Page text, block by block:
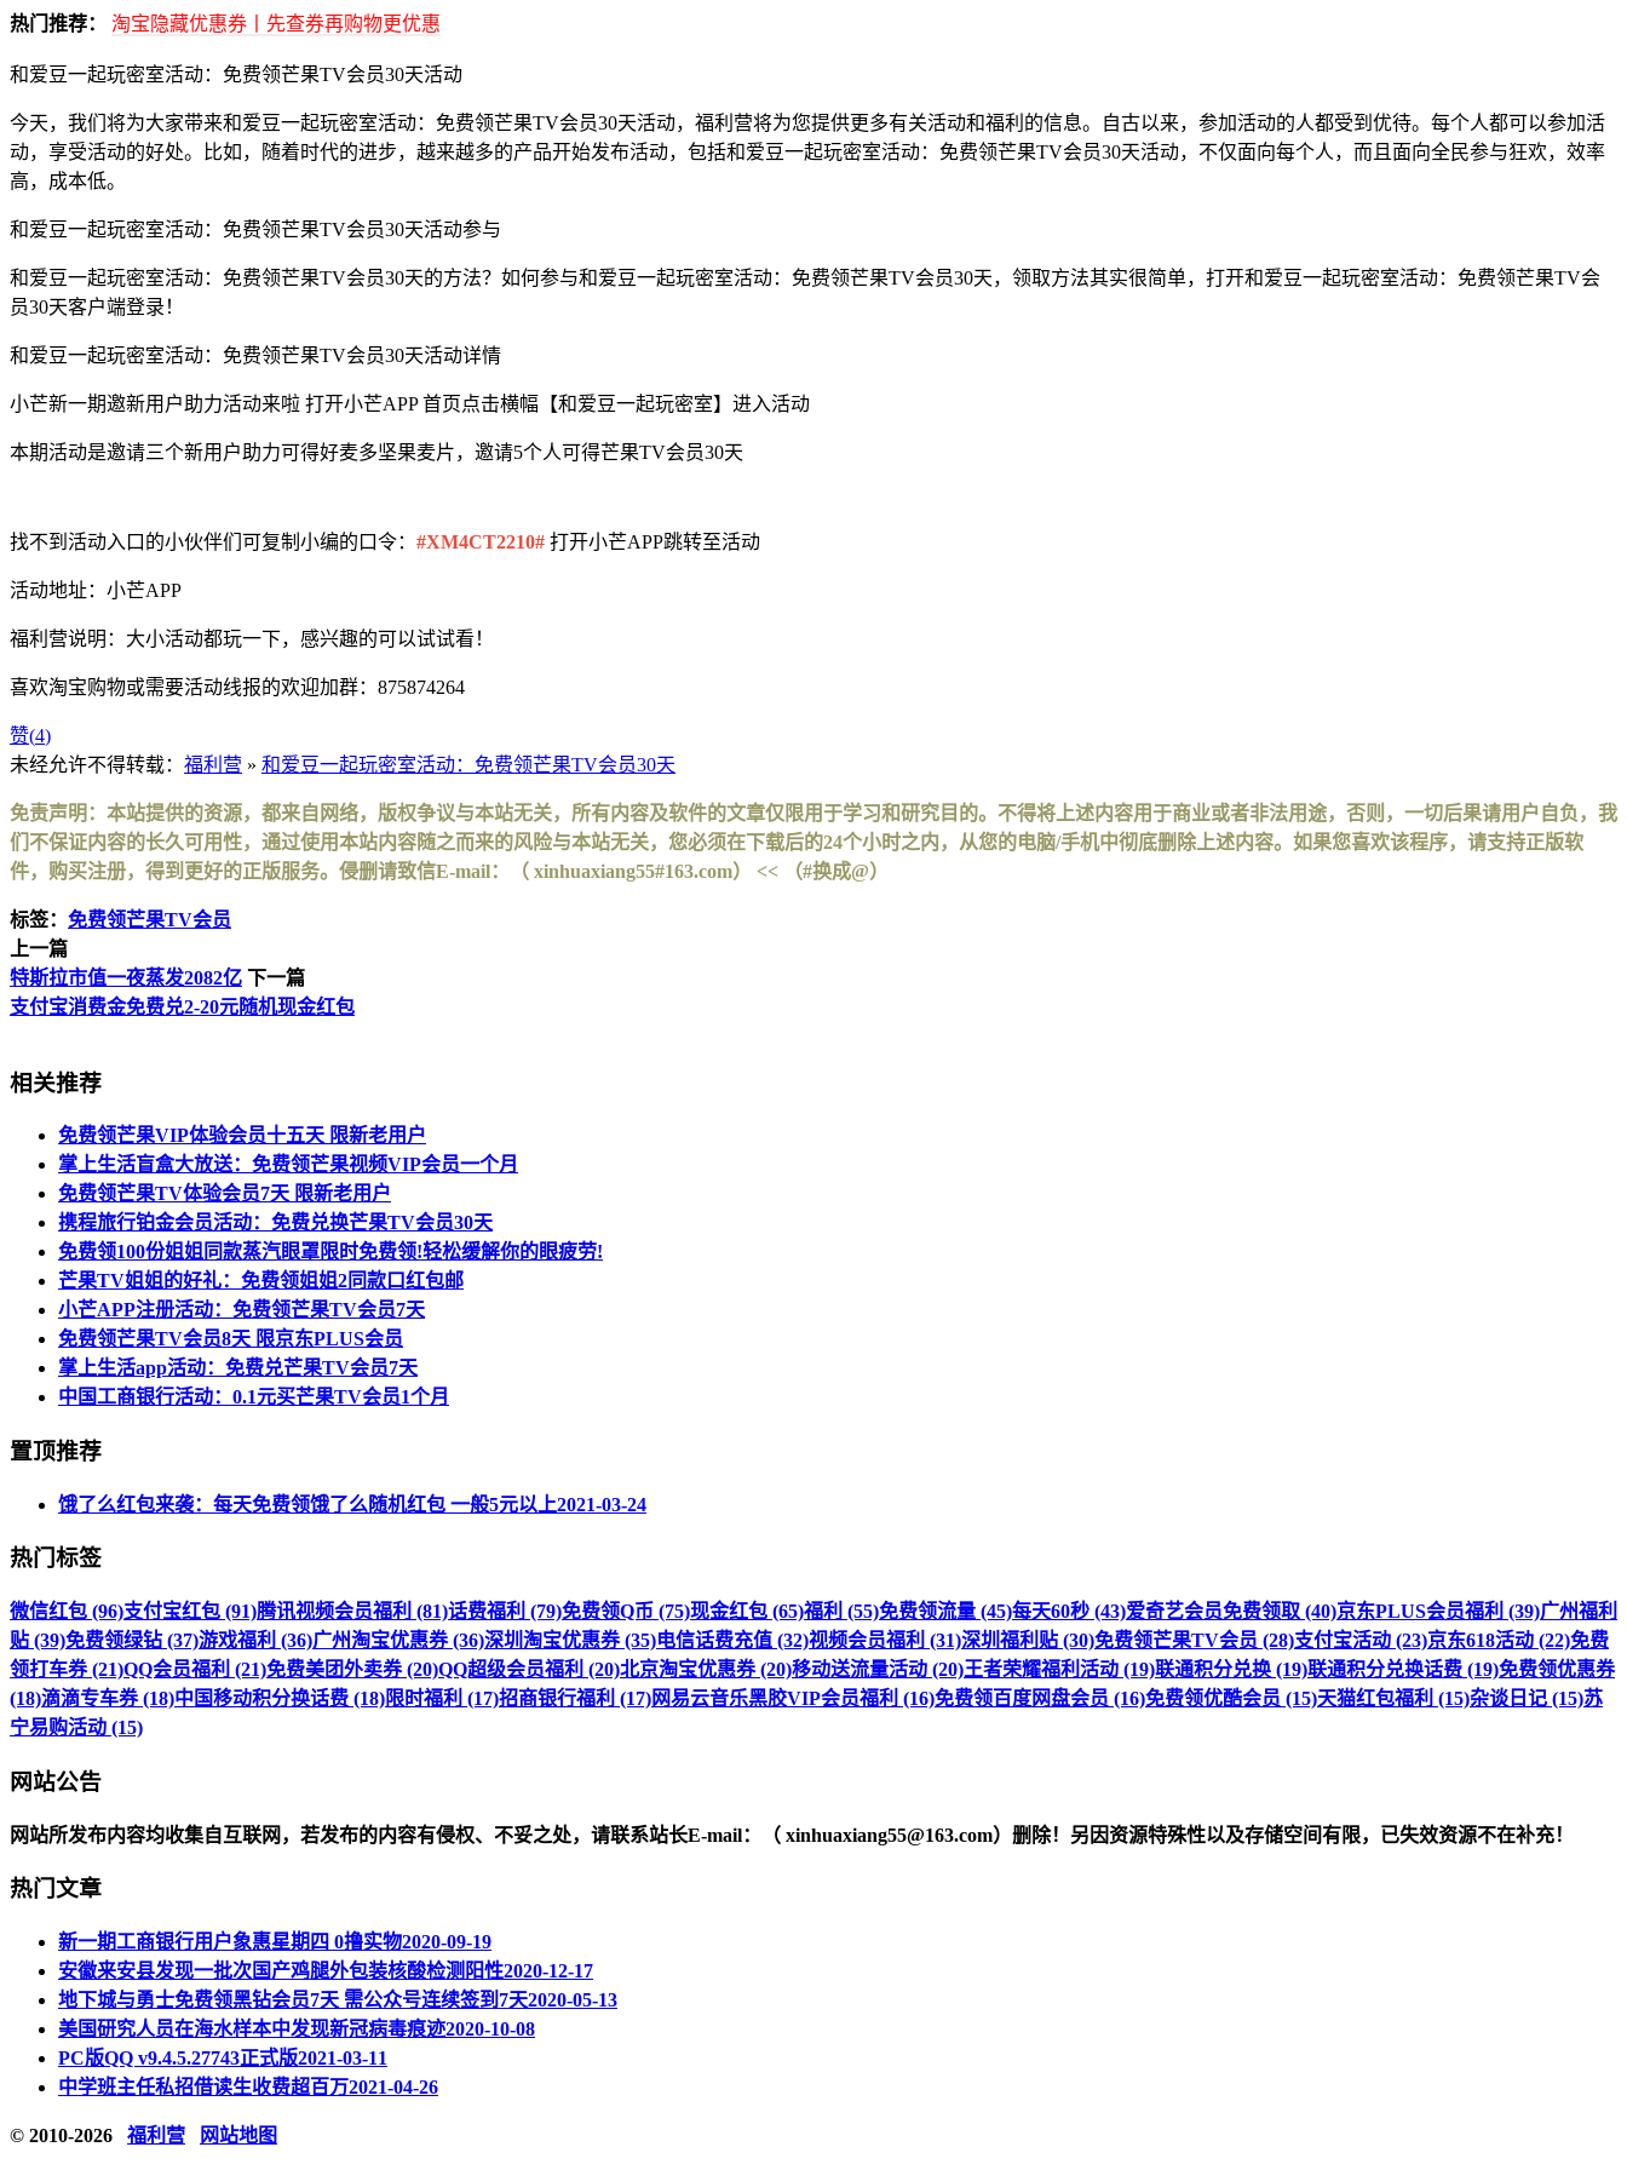
热门推荐： 淘宝隐藏优惠券丨先查券再购物更优惠
和爱豆一起玩密室活动：免费领芒果TV会员30天活动
今天，我们将为大家带来和爱豆一起玩密室活动：免费领芒果TV会员30天活动，福利营将为您提供更多有关活动和福利的信息。自古以来，参加活动的人都受到优待。每个人都可以参加活
动，享受活动的好处。比如，随着时代的进步，越来越多的产品开始发布活动，包括和爱豆一起玩密室活动：免费领芒果TV会员30天活动，不仅面向每个人，而且面向全民参与狂欢，效率
高，成本低。
和爱豆一起玩密室活动：免费领芒果TV会员30天活动参与
和爱豆一起玩密室活动：免费领芒果TV会员30天的方法？如何参与和爱豆一起玩密室活动：免费领芒果TV会员30天，领取方法其实很简单，打开和爱豆一起玩密室活动：免费领芒果TV会
员30天客户端登录！
和爱豆一起玩密室活动：免费领芒果TV会员30天活动详情
小芒新一期邀新用户助力活动来啦 打开小芒APP 首页点击横幅【和爱豆一起玩密室】进入活动
本期活动是邀请三个新用户助力可得好麦多坚果麦片，邀请5个人可得芒果TV会员30天
找不到活动入口的小伙伴们可复制小编的口令： #XM4CT2210# 打开小芒APP跳转至活动
活动地址：小芒APP
福利营说明：大小活动都玩一下，感兴趣的可以试试看！
喜欢淘宝购物或需要活动线报的欢迎加群：875874264
赞(4)
未经允许不得转载： 福利营 » 和爱豆一起玩密室活动：免费领芒果TV会员30天
免责声明：本站提供的资源，都来自网络，版权争议与本站无关，所有内容及软件的文章仅限用于学习和研究目的。不得将上述内容用于商业或者非法用途，否则，一切后果请用户自负，我
们不保证内容的长久可用性，通过使用本站内容随之而来的风险与本站无关，您必须在下载后的24个小时之内，从您的电脑/手机中彻底删除上述内容。如果您喜欢该程序，请支持正版软
件，购买注册，得到更好的正版服务。侵删请致信E-mail：（ xinhuaxiang55#163.com） << （#换成@）
标签： 免费领芒果TV会员
上一篇
特斯拉市值一夜蒸发2082亿 下一篇
支付宝消费金免费兑2-20元随机现金红包
相关推荐
免费领芒果VIP体验会员十五天 限新老用户
掌上生活盲盒大放送：免费领芒果视频VIP会员一个月
免费领芒果TV体验会员7天 限新老用户
携程旅行铂金会员活动：免费兑换芒果TV会员30天
免费领100份姐姐同款蒸汽眼罩限时免费领!轻松缓解你的眼疲劳!
芒果TV姐姐的好礼：免费领姐姐2同款口红包邮
小芒APP注册活动：免费领芒果TV会员7天
免费领芒果TV会员8天 限京东PLUS会员
掌上生活app活动：免费兑芒果TV会员7天
中国工商银行活动：0.1元买芒果TV会员1个月
置顶推荐
饿了么红包来袭：每天免费领饿了么随机红包 一般5元以上2021-03-24
热门标签
微信红包 (96)支付宝红包 (91)腾讯视频会员福利 (81)话费福利 (79)免费领Q币 (75)现金红包 (65)福利 (55)免费领流量 (45)每天60秒 (43)爱奇艺会员免费领取 (40)京东PLUS会员福利 (39)广州福利
贴 (39)免费领绿钻 (37)游戏福利 (36)广州淘宝优惠券 (36)深圳淘宝优惠券 (35)电信话费充值 (32)视频会员福利 (31)深圳福利贴 (30)免费领芒果TV会员 (28)支付宝活动 (23)京东618活动 (22)免费
领打车券 (21)QQ会员福利 (21)免费美团外卖券 (20)QQ超级会员福利 (20)北京淘宝优惠券 (20)移动送流量活动 (20)王者荣耀福利活动 (19)联通积分兑换 (19)联通积分兑换话费 (19)免费领优惠券
(18)滴滴专车券 (18)中国移动积分换话费 (18)限时福利 (17)招商银行福利 (17)网易云音乐黑胶VIP会员福利 (16)免费领百度网盘会员 (16)免费领优酷会员 (15)天猫红包福利 (15)杂谈日记 (15)苏
宁易购活动 (15)
网站公告
网站所发布内容均收集自互联网，若发布的内容有侵权、不妥之处，请联系站长E-mail：（ xinhuaxiang55@163.com）删除！另因资源特殊性以及存储空间有限，已失效资源不在补充！
热门文章
新一期工商银行用户象惠星期四 0撸实物2020-09-19
安徽来安县发现一批次国产鸡腿外包装核酸检测阳性2020-12-17
地下城与勇士免费领黑钻会员7天 需公众号连续签到7天2020-05-13
美国研究人员在海水样本中发现新冠病毒痕迹2020-10-08
PC版QQ v9.4.5.27743正式版2021-03-11
中学班主任私招借读生收费超百万2021-04-26
© 2010-2026 福利营 网站地图